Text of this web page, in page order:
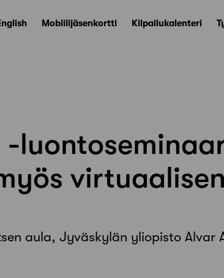
Mobiilijäsenkortti Kilpailukalenteri
aula, Jyväskylän yliopisto Alvar